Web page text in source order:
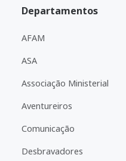
Departamentos
AFAM
ASA
Associação Ministerial
Aventureiros
Comunicação
Desbravadores